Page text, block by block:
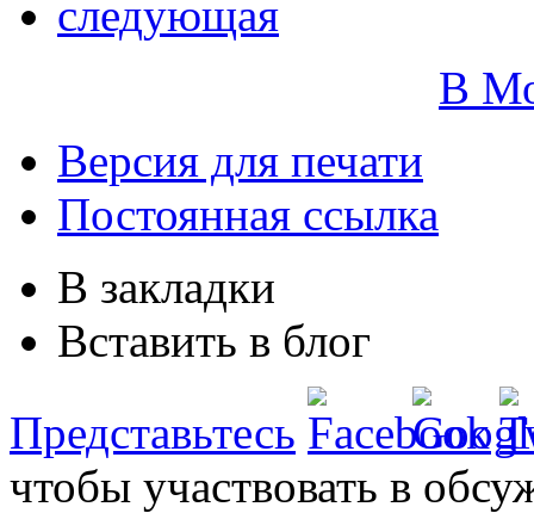
следующая
В
Версия для печати
Постоянная ссылка
В закладки
Вставить в блог
Представьтесь
чтобы участвовать в